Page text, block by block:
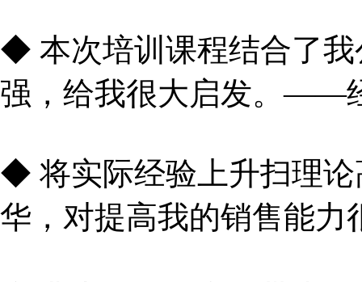
◆ 本次培训课程结合了
强，给我很大启发。——
◆ 将实际经验上升扫理
华，对提高我的销售能